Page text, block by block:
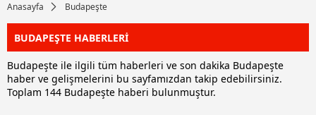
Anasayfa Budapeşte
BUDAPEŞTE HABERLERİ
Budapeşte ile ilgili tüm haberleri ve son dakika Budapeşte
haber ve gelişmelerini bu sayfamızdan takip edebilirsiniz.
Toplam 144 Budapeşte haberi bulunmuştur.